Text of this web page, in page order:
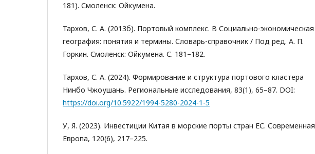
181). Смоленск: Ойкумена.
Тархов, С. А. (2013б). Портовый комплекс. В Социально-экономическая
география: понятия и термины. Словарь-справочник / Под ред. А. П.
Горкин. Смоленск: Ойкумена. С. 181–182.
Тархов, С. А. (2024). Формирование и структура портового кластера
Нинбо Чжоушань. Региональные исследования, 83(1), 65–87. DOI:
https://doi.org/10.5922/1994-5280-2024-1-5
У, Я. (2023). Инвестиции Китая в морские порты стран ЕС. Современная
Европа, 120(6), 217–225.